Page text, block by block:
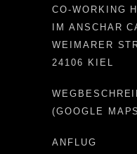
CO-WORKING
IM ANSCHAR
WEIMARER
24106 KIEL
(GOOGLE
ANFLUG